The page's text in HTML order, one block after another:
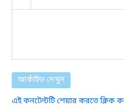
আর্কাইভ দেখুন
এই কনটেন্টটি শেয়ার করতে ক্লিক